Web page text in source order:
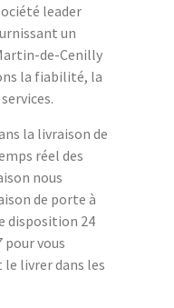
leader
un
de-Cenilly
la fiabilité, la
la livraison de
réel des
nous
de porte à
disposition 24
pour vous
livrer dans les